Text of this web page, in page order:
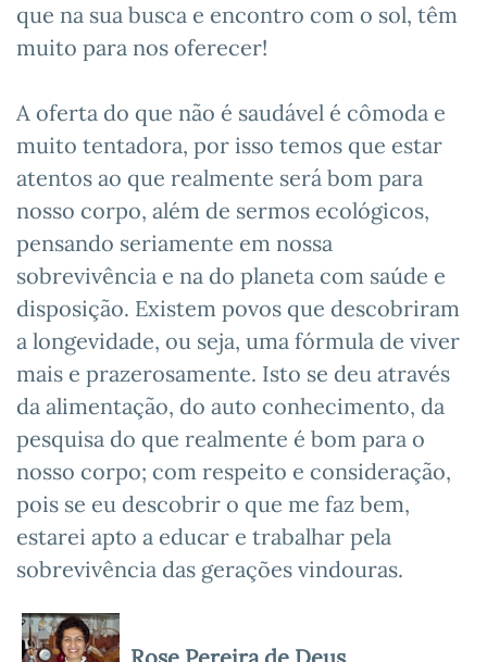
que na sua busca e encontro com o sol, têm
muito para nos oferecer!
A oferta do que não é saudável é cômoda e
muito tentadora, por isso temos que estar
atentos ao que realmente será bom para
nosso corpo, além de sermos ecológicos,
pensando seriamente em nossa
sobrevivência e na do planeta com saúde e
disposição. Existem povos que descobriram
a longevidade, ou seja, uma fórmula de viver
mais e prazerosamente. Isto se deu através
da alimentação, do auto conhecimento, da
pesquisa do que realmente é bom para o
nosso corpo; com respeito e consideração,
pois se eu descobrir o que me faz bem,
estarei apto a educar e trabalhar pela
sobrevivência das gerações vindouras.